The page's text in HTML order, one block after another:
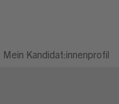
Mein Kandidat:innenprofil